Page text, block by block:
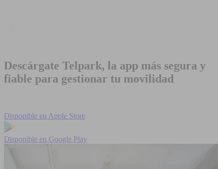
Descárgate Telpark, la app más segura y
fiable para gestionar tu movilidad
Disponible en Apple Store
Disponible en Google Play